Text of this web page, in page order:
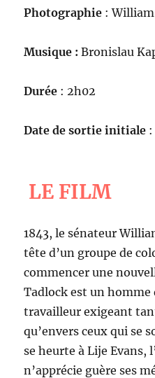
Photographie :
Musique : Bronislau
Durée : 2h02
Date de sortie initiale :
LE FILM
1843, le sénateur
tête d’un groupe de
commencer une
Tadlock est un homme
travailleur exigeant
qu’envers ceux qui se
se heurte à Lije Evans,
n’apprécie guère ses